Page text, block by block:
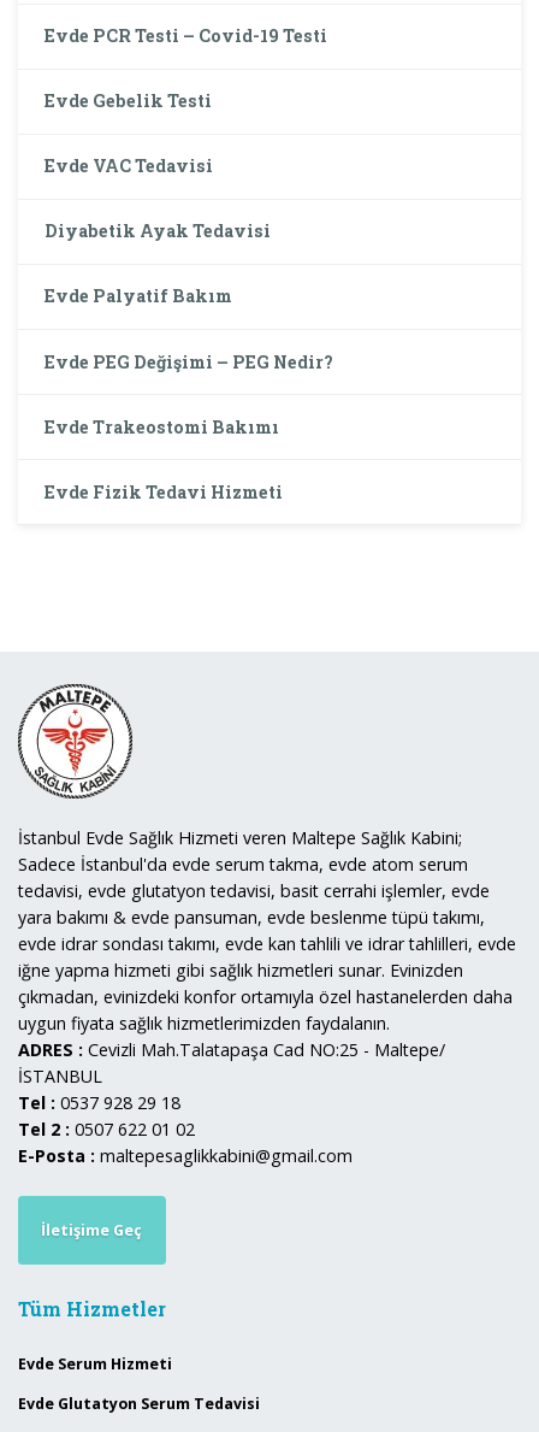
Evde PCR Testi – Covid-19 Testi
Evde Gebelik Testi
Evde VAC Tedavisi
Diyabetik Ayak Tedavisi
Evde Palyatif Bakım
Evde PEG Değişimi – PEG Nedir?
Evde Trakeostomi Bakımı
Evde Fizik Tedavi Hizmeti
İstanbul Evde Sağlık Hizmeti veren Maltepe Sağlık Kabini;
Sadece İstanbul'da evde serum takma, evde atom serum
tedavisi, evde glutatyon tedavisi, basit cerrahi işlemler, evde
yara bakımı & evde pansuman, evde beslenme tüpü takımı,
evde idrar sondası takımı, evde kan tahlili ve idrar tahlilleri, evde
iğne yapma hizmeti gibi sağlık hizmetleri sunar. Evinizden
çıkmadan, evinizdeki konfor ortamıyla özel hastanelerden daha
uygun fiyata sağlık hizmetlerimizden faydalanın.
ADRES : Cevizli Mah.Talatapaşa Cad NO:25 - Maltepe/
İSTANBUL
Tel : 0537 928 29 18
Tel 2 : 0507 622 01 02
E-Posta : maltepesaglikkabini@gmail.com
İletişime Geç
Tüm Hizmetler
Evde Serum Hizmeti
Evde Glutatyon Serum Tedavisi